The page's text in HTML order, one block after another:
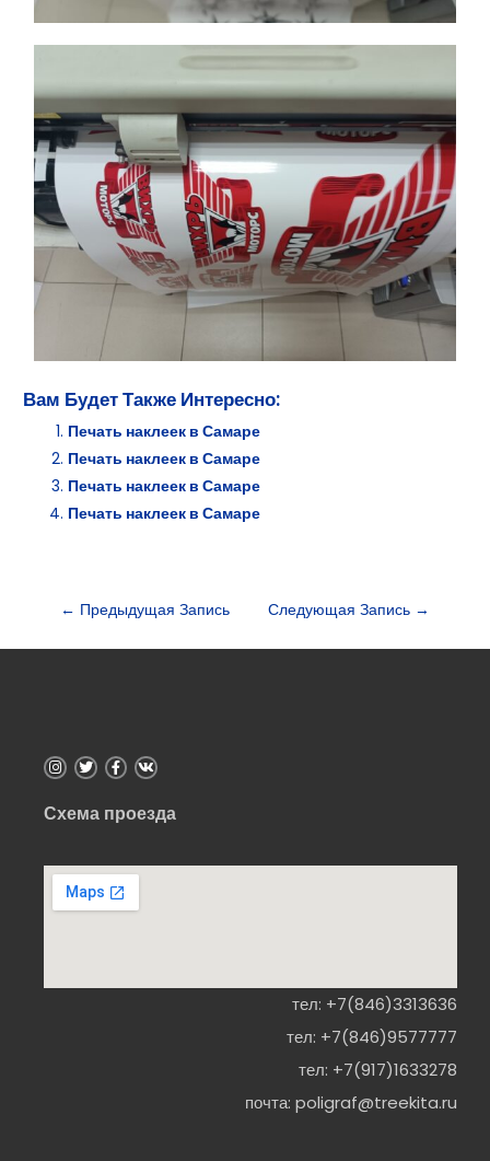
Вам Будет Также Интересно:
Печать наклеек в Самаре
Печать наклеек в Самаре
Печать наклеек в Самаре
Печать наклеек в Самаре
← Предыдущая Запись Следующая Запись →
Схема проезда
тел: +7(846)3313636
тел: +7(846)9577777
тел: +7(917)1633278
почта: poligraf@treekita.ru